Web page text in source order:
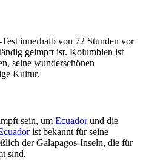
innerhalb von 72 Stunden vor
geimpft ist. Kolumbien ist
seine wunderschönen
Kultur.
sein, um Ecuadorund die
ist bekannt für seine
der Galapagos-Inseln, die für
sind.